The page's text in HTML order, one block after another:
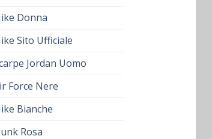
Donna
Sito Ufficiale
Jordan Uomo
Force Nere
Bianche
Rosa